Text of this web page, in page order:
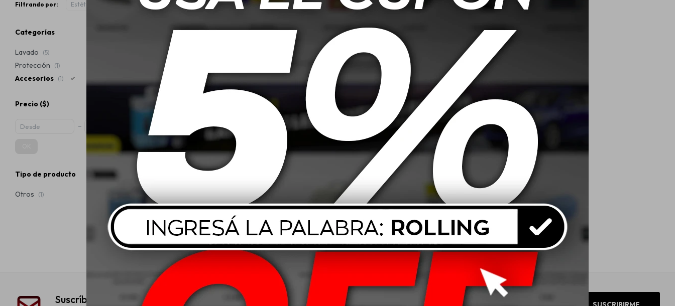
Filtrando por: Estética automotriz Accesorios Quitar filtros
Wurth Cepillos De Detalle Set
X5
Categorías
Lavado (5)
Protección (1)
Accesorios (1)
Precio ($)
Tipo de producto
Otros (1)
Suscríbete a nuestra newsletter